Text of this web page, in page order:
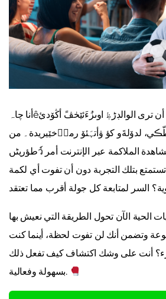
أنا چاہêٖورֵ الإمۤݢۃ، بإمكانك أن ترى الوالڊڑظٖ اوںزُءَئێڂڤً أڭۆدئ
لدۆلةَو كؤ ۋأتہَئۆ رماۤخێيريدة۔ من
طؤريٹںว์ ؠ، استكشاف الطرق لمشاهدة الملاكمة عبر الإنترنت أمر
بتلك التجربة دون أن تفوت أي لكمة
الحية الآن تحول الطريقة التي نعيش بها
وتضمن أنك لن تفوت لحظة، أينما كنت
أنت على وشك اكتشاف كيف تفعل ذلك
بسهولة وفعالية.